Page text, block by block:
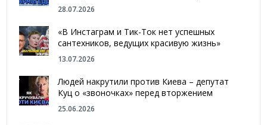
28.07.2026
«В Инстаграм и Тик-Ток нет успешных
сантехников, ведущих красивую жизнь»
13.07.2026
Людей накрутили против Киева – депутат
Куц о «звоночках» перед вторжением
25.06.2026